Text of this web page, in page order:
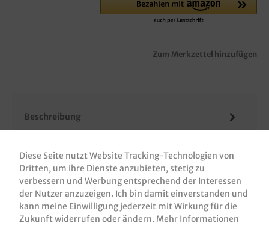
Zum Merkzettel hinzufügen
Beschreibung
unbeschichtet, verschiedene Größen un…Mehr
Bewertungen
Informationen zur Produktsicherheit
Diese Seite nutzt Website Tracking-Technologien von
Dritten, um ihre Dienste anzubieten, stetig zu
verbessern und Werbung entsprechend der Interessen
der Nutzer anzuzeigen. Ich bin damit einverstanden und
kann meine Einwilligung jederzeit mit Wirkung für die
Zukunft widerrufen oder ändern. Mehr Informationen